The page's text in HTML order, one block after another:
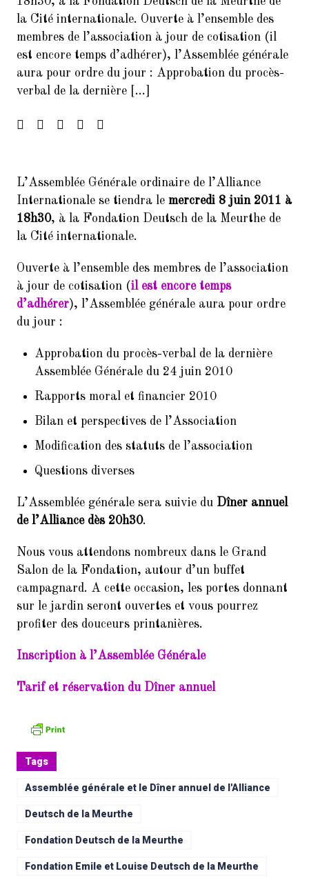
Francophonie
4.
FORUM DES ASSOCIATIONS DU
14 SEPTEMBRE 2024 PARIS
75014
5.
Forum de rentrée de la Mairie
7.
Inscrivez-vous à la Soirée
Présentation Service des
Relectures 22/02/2017
8.
Concert Exceptionnel en
janvier 2018 à 19h45 à la Maison
de l’Italie
9.
Balades Parisiennes de l’AI –
Paris et ses Passages couverts
Faire du Sport à la Cité à petit
(vendredi 23 mars 2018, de 18h
à 21h30)
Remerciements : Concert du 26
Janvier 2018 en hommage à
Jean Joinet
la Cité internationale. Ouverte à l’ensemble des
membres de l’association à jour de cotisation (il
est encore temps d’adhérer), l’Assemblée générale
aura pour ordre du jour : Approbation du procès-
verbal de la dernière […]
L’Assemblée Générale ordinaire de l’Alliance
Internationale se tiendra le mercredi 8 juin 2011 à
18h30, à la Fondation Deutsch de la Meurthe de
la Cité internationale.
Ouverte à l’ensemble des membres de l’association
à jour de cotisation (il est encore temps
d’adhérer), l’Assemblée générale aura pour ordre
du jour :
Approbation du procès-verbal de la dernière
Assemblée Générale du 24 juin 2010
Rapports moral et financier 2010
Bilan et perspectives de l’Association
Modification des statuts de l’association
Questions diverses
L’Assemblée générale sera suivie du Dîner annuel
de l’Alliance dès 20h30.
Nous vous attendons nombreux dans le Grand
Salon de la Fondation, autour d’un buffet
campagnard. A cette occasion, les portes donnant
sur le jardin seront ouvertes et vous pourrez
profiter des douceurs printanières.
Inscription à l’Assemblée Générale
Tarif et réservation du Dîner annuel
Tags
Assemblée générale et le Dîner annuel de l'Alliance
Deutsch de la Meurthe
Fondation Deutsch de la Meurthe
Fondation Emile et Louise Deutsch de la Meurthe